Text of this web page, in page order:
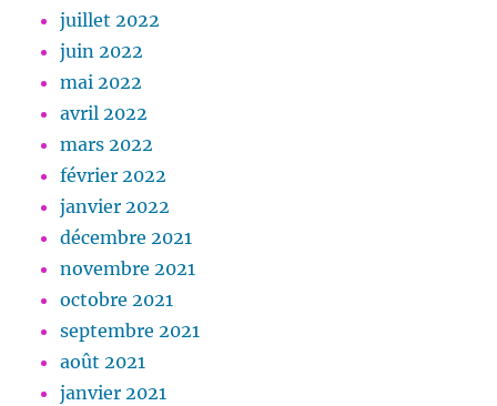
juillet 2022
juin 2022
mai 2022
avril 2022
mars 2022
février 2022
janvier 2022
décembre 2021
novembre 2021
octobre 2021
septembre 2021
août 2021
janvier 2021